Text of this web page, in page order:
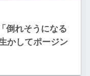
倒れそうになる
かしてポージン